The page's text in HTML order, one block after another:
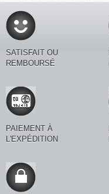
SATISFAIT OU
REMBOURSÉ
PAIEMENT À
L'EXPÉDITION